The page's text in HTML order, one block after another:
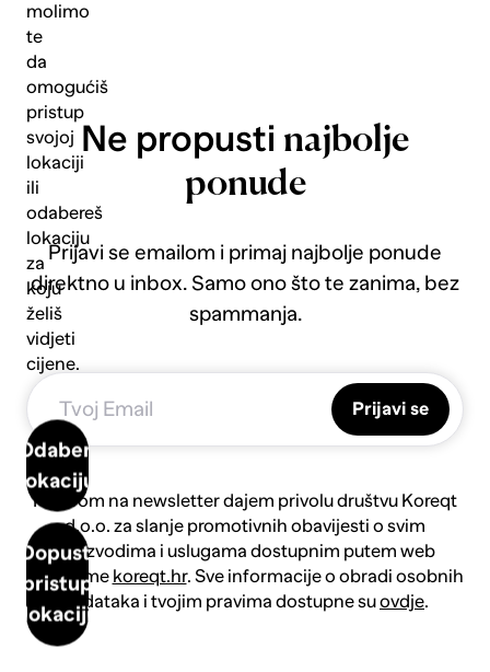
molimo
te
da
omogućiš
pristup
svojoj
lokaciji
ili
odabereš
lokaciju
za
koju
želiš
vidjeti
cijene.
Odaberi
lokaciju
Dopusti
pristup
lokaciji
Ne propusti najbolje
ponude
Prijavi se emailom i primaj najbolje ponude
direktno u inbox. Samo ono što te zanima, bez
spammanja.
Prijavi se
Prijavom na newsletter dajem privolu društvu Koreqt
d.o.o. za slanje promotivnih obavijesti o svim
proizvodima i uslugama dostupnim putem web
platforme koreqt.hr. Sve informacije o obradi osobnih
podataka i tvojim pravima dostupne suovdje.